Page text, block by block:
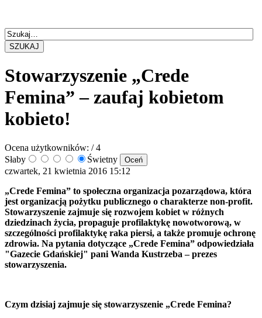
SZUKAJ
Stowarzyszenie „Crede
Femina” – zaufaj kobietom
kobieto!
Ocena użytkowników: / 4
Słaby
Świetny
czwartek, 21 kwietnia 2016 15:12
„Crede Femina” to społeczna organizacja pozarządowa, która
jest organizacją pożytku publicznego o charakterze non-profit.
Stowarzyszenie zajmuje się rozwojem kobiet w różnych
dziedzinach życia, propaguje profilaktykę nowotworową, w
szczególności profilaktykę raka piersi, a także promuje ochronę
zdrowia. Na pytania dotyczące „Crede Femina” odpowiedziała
"Gazecie Gdańskiej" pani Wanda Kustrzeba – prezes
stowarzyszenia.
Czym dzisiaj zajmuje się stowarzyszenie „Crede Femina?